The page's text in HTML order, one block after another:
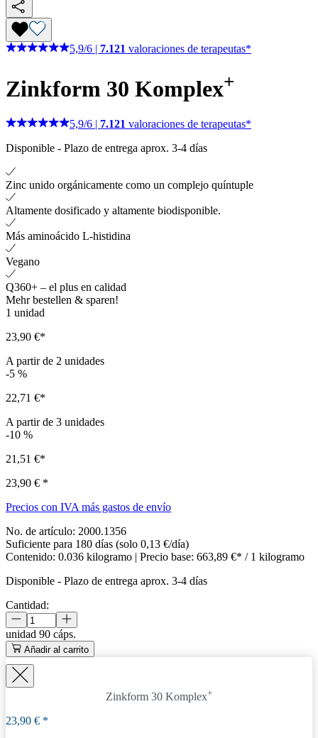
5,9/6 7.121 valoraciones de terapeutas*
Zinkform 30 Komplex+
5,9/6 | 7.121 valoraciones de terapeutas*
Disponible - Plazo de entrega aprox. 3-4 días
Zinc unido orgánicamente como un complejo quíntuple
Altamente dosificado y altamente biodisponible.
Más aminoácido L-histidina
Vegano
Q360+ – el plus en calidad
Mehr bestellen & sparen!
1 unidad
23,90 €*
A partir de 2 unidades
-5 %
22,71 €*
A partir de 3 unidades
-10 %
21,51 €*
23,90 € *
Precios con IVA más gastos de envío
No. de artículo: 2000.1356
Suficiente para 180 días (solo 0,13 €/día)
Contenido: 0.036 kilogramo | Precio base: 663,89 €* / 1 kilogramo
Disponible - Plazo de entrega aprox. 3-4 días
Cantidad:
unidad 90 cáps.
Añadir al carrito
Zinkform 30 Komplex+
23,90 € *